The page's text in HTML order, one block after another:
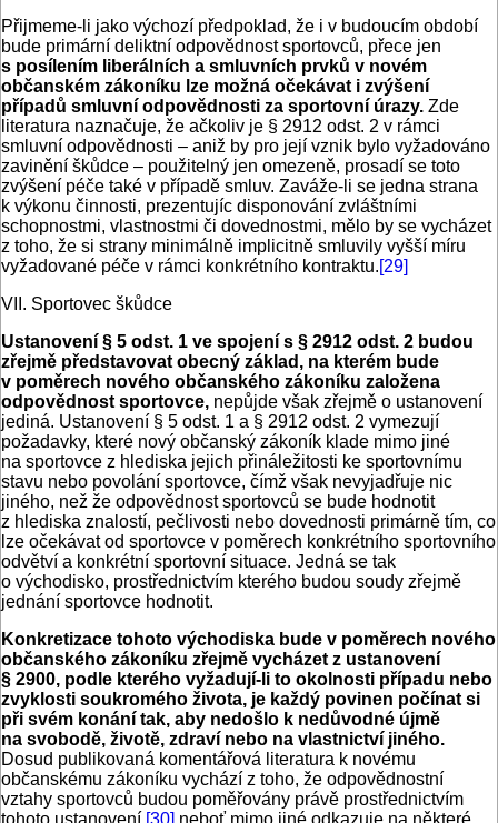
Přijmeme-li jako výchozí předpoklad, že i v budoucím období
bude primární deliktní odpovědnost sportovců, přece jen
s posílením liberálních a smluvních prvků v novém
občanském zákoníku lze možná očekávat i zvýšení
případů smluvní odpovědnosti za sportovní úrazy. Zde
literatura naznačuje, že ačkoliv je § 2912 odst. 2 v rámci
smluvní odpovědnosti – aniž by pro její vznik bylo vyžadováno
zavinění škůdce – použitelný jen omezeně, prosadí se toto
zvýšení péče také v případě smluv. Zaváže-li se jedna strana
k výkonu činnosti, prezentujíc disponování zvláštními
schopnostmi, vlastnostmi či dovednostmi, mělo by se vycházet
z toho, že si strany minimálně implicitně smluvily vyšší míru
vyžadované péče v rámci konkrétního kontraktu.[29]
VII. Sportovec škůdce
Ustanovení § 5 odst. 1 ve spojení s § 2912 odst. 2 budou
zřejmě představovat obecný základ, na kterém bude
v poměrech nového občanského zákoníku založena
odpovědnost sportovce, nepůjde však zřejmě o ustanovení
jediná. Ustanovení § 5 odst. 1 a § 2912 odst. 2 vymezují
požadavky, které nový občanský zákoník klade mimo jiné
na sportovce z hlediska jejich přináležitosti ke sportovnímu
stavu nebo povolání sportovce, čímž však nevyjadřuje nic
jiného, než že odpovědnost sportovců se bude hodnotit
z hlediska znalostí, pečlivosti nebo dovednosti primárně tím, co
lze očekávat od sportovce v poměrech konkrétního sportovního
odvětví a konkrétní sportovní situace. Jedná se tak
o východisko, prostřednictvím kterého budou soudy zřejmě
jednání sportovce hodnotit.
Konkretizace tohoto východiska bude v poměrech nového
občanského zákoníku zřejmě vycházet z ustanovení
§ 2900, podle kterého vyžadují-li to okolnosti případu nebo
zvyklosti soukromého života, je každý povinen počínat si
při svém konání tak, aby nedošlo k nedůvodné újmě
na svobodě, životě, zdraví nebo na vlastnictví jiného.
Dosud publikovaná komentářová literatura k novému
občanskému zákoníku vychází z toho, že odpovědnostní
vztahy sportovců budou poměřovány právě prostřednictvím
tohoto ustanovení,[30] neboť mimo jiné odkazuje na některé